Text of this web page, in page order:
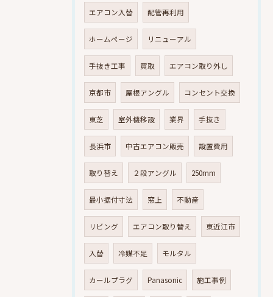
エアコン入替 配管再利用
ホームページ リニューアル
手抜き工事 買取 エアコン取り外し
京都市 屋根アングル コンセント交換
東芝 室外機移設 業界 手抜き
長浜市 中古エアコン販売 設置費用
取り替え ２段アングル 250mm
最小据付寸法 窓上 不動産
リビング エアコン取り替え 東近江市
入替 冷媒不足 モルタル
カールプラグ Panasonic 施工事例